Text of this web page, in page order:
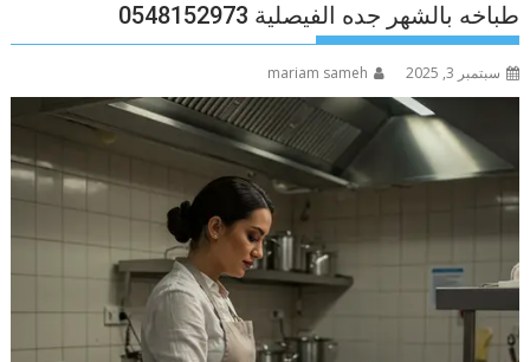
طباخه بالشهر جده الفيصلية 0548152973
سبتمبر 3, 2025 mariam sameh